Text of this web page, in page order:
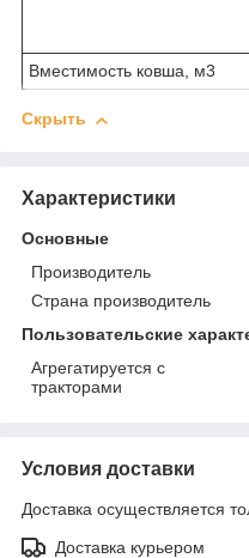
Вместимость ковша, м3
Скрыть
Характеристики
Основные
Производитель
Страна производитель
Пользовательские
Агрегатируется с
тракторами
Условия доставки
Доставка осуществляется
Доставка курьером